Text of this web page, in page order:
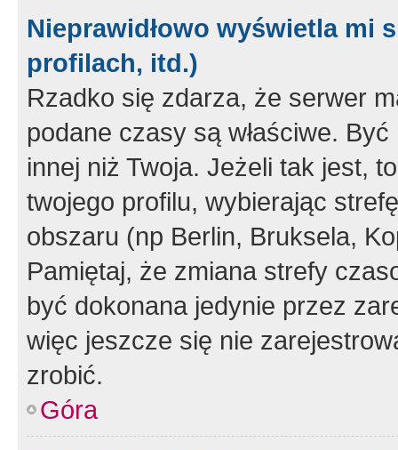
Nieprawidłowo wyświetla mi
profilach, itd.)
Rzadko się zdarza, że serwer
podane czasy są właściwe.
innej niż Twoja. Jeżeli tak jest,
twojego profilu, wybierając
obszaru (np Berlin, Bruksela,
Pamiętaj, że zmiana strefy
być dokonana jedynie przez
więc jeszcze się nie
zrobić.
Góra